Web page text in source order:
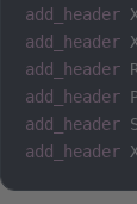
add_header
add_header
add_header
add_header
add_header
add_header